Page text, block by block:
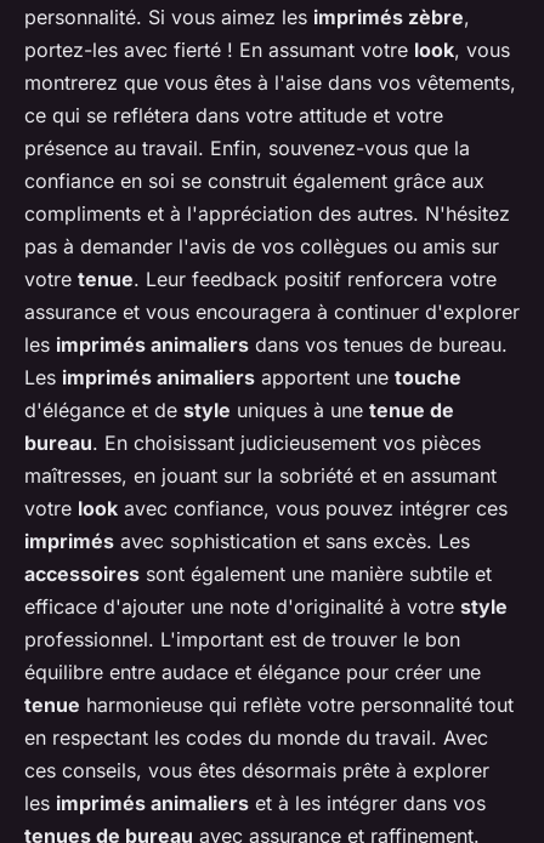
personnalité. Si vous aimez les imprimés zèbre,
portez-les avec fierté ! En assumant votre look, vous
montrerez que vous êtes à l'aise dans vos vêtements,
ce qui se reflétera dans votre attitude et votre
présence au travail. Enfin, souvenez-vous que la
confiance en soi se construit également grâce aux
compliments et à l'appréciation des autres. N'hésitez
pas à demander l'avis de vos collègues ou amis sur
votre tenue. Leur feedback positif renforcera votre
assurance et vous encouragera à continuer d'explorer
les imprimés animaliers dans vos tenues de bureau.
Les imprimés animaliers apportent une touche
d'élégance et de style uniques à une tenue de
bureau. En choisissant judicieusement vos pièces
maîtresses, en jouant sur la sobriété et en assumant
votre look avec confiance, vous pouvez intégrer ces
imprimés avec sophistication et sans excès. Les
accessoires sont également une manière subtile et
efficace d'ajouter une note d'originalité à votre style
professionnel. L'important est de trouver le bon
équilibre entre audace et élégance pour créer une
tenue harmonieuse qui reflète votre personnalité tout
en respectant les codes du monde du travail. Avec
ces conseils, vous êtes désormais prête à explorer
les imprimés animaliers et à les intégrer dans vos
tenues de bureau avec assurance et raffinement.